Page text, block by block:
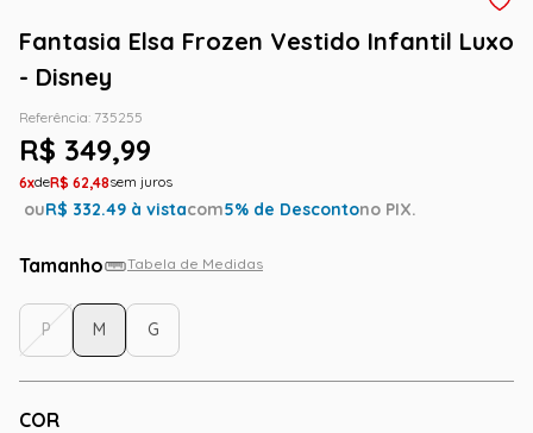
Fantasia Elsa Frozen Vestido Infantil Luxo
- Disney
Referência: 735255
R$ 349,99
6 R$ 62,48
ouR$ 332.49 à vistacom5% de Descontono PIX.
Tamanho Tabela de Medidas
COR
P M G